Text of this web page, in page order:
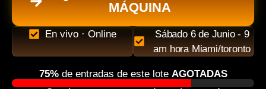
MÁQUINA
En vivo · Online
Sábado 6 de Junio - 9
am hora Miami/toronto
75%de entradas de este lote AGOTADAS